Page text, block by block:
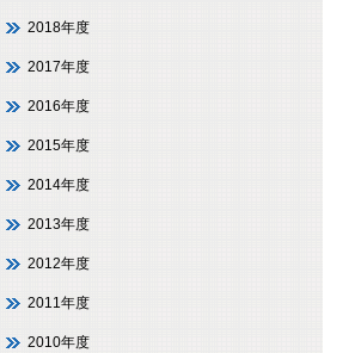
2018年度
2017年度
2016年度
2015年度
2014年度
2013年度
2012年度
2011年度
2010年度